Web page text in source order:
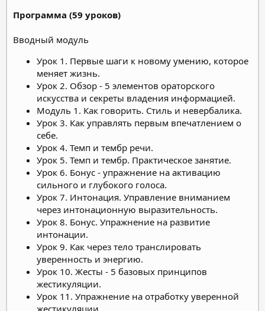
Программа (59 уроков)
Вводный модуль
Урок 1. Первые шаги к новому умению, которое
меняет жизнь.
Урок 2. Обзор - 5 элементов ораторского
искусства и секреты владения информацией.
Модуль 1. Как говорить. Стиль и невербалика.
Урок 3. Как управлять первым впечатлением о
себе.
Урок 4. Темп и тембр речи.
Урок 5. Темп и тембр. Практическое занятие.
Урок 6. Бонус - упражнение на активацию
сильного и глубокого голоса.
Урок 7. Интонация. Управление вниманием
через интонационную выразительность.
Урок 8. Бонус. Упражнение на развитие
интонации.
Урок 9. Как через тело транслировать
уверенность и энергию.
Урок 10. Жесты - 5 базовых принципов
жестикуляции.
Урок 11. Упражнение на отработку уверенной
жестикуляции.